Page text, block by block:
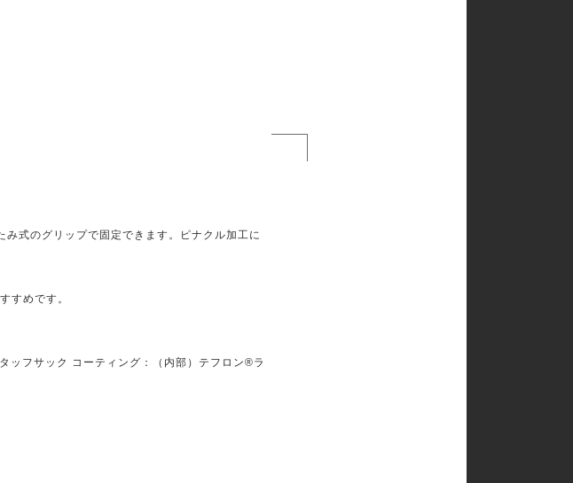
式のグリップで固定できます。ピナクル加工に
すめです。
ッフサック コーティング：（内部）テフロン®ラ